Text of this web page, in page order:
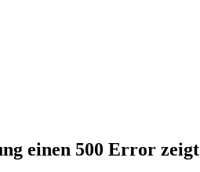
einen 500 Error zeigt